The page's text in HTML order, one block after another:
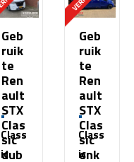
Geb
ruik
te
Ren
ault
STX
Clas
sic
dub
Class
ic
Geb
ruik
te
Ren
ault
STX
Clas
sic
enk
Class
ic